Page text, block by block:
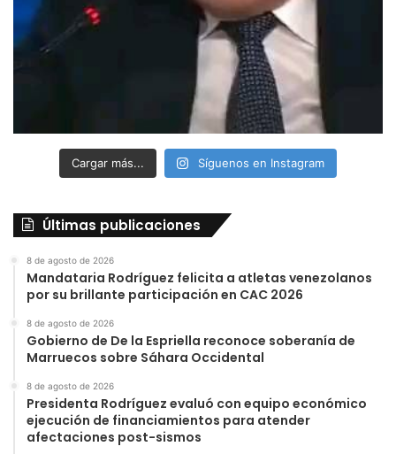
Cargar más... Síguenos en Instagram
Últimas publicaciones
8 de agosto de 2026
Mandataria Rodríguez felicita a atletas venezolanos
por su brillante participación en CAC 2026
8 de agosto de 2026
Gobierno de De la Espriella reconoce soberanía de
Marruecos sobre Sáhara Occidental
8 de agosto de 2026
Presidenta Rodríguez evaluó con equipo económico
ejecución de financiamientos para atender
afectaciones post-sismos